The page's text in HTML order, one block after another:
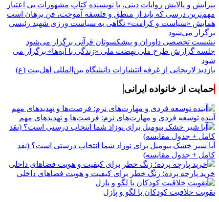
پیرایش و پالایش روایات دینی، با نویسنده کتاب مشهورات بی اعتبار
مهم‌ترین درسی که باید از منطق و فلسفه آموخت، فن برهان است
همایش «سیاست و کرامت» نگاهی به سیاست ورزی شهید رئیسی
برگزار می‌شود
نشست تخصصی داوران و پیشکسوتان قرآنی برگزار می‌شود
جلسه گزارش طرح ملی نهضت ملی «زندگی با آیه‌ها» برگزار می
شود
بازدید لاریجانی از غرفه انتشارات دانشگاه بین‌المللی اهل‌بیت (ع)
حمایت از خانواده ایرانی
آینده توسعه فردی و مهارت‌های نرم: فرصت‌ها و تهدیدهای مهم
آیا شیر خشک بیومیل برای نوزاد شما انتخاب درستی است؟ (نقد
کامل + جدول مقایسه)
خرید پارچه پرده؛ زنگ خطر برای کیفیت و هویت فضاهای داخلی
تقویت خلاقیت کودکان با لگو و پازل